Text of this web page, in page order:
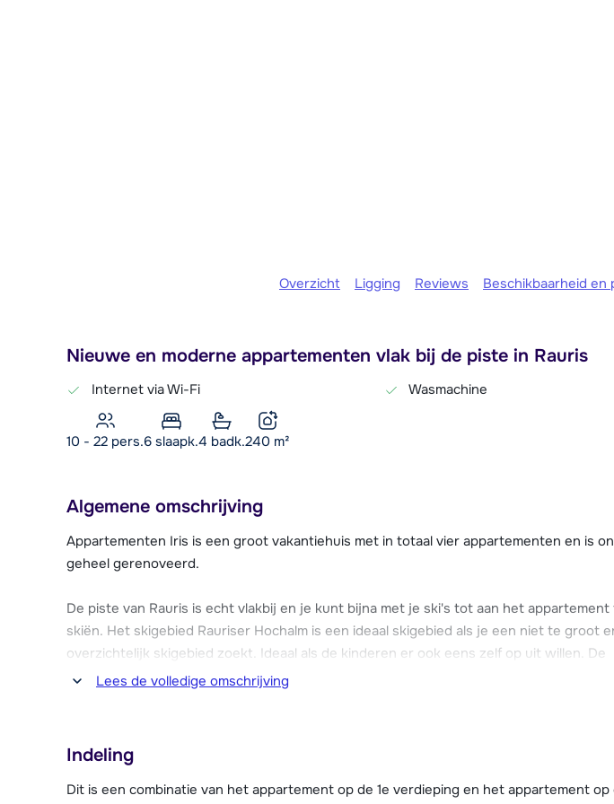
Overzicht Ligging Reviews Beschikbaarheid en
Nieuwe en moderne appartementen vlak bij de piste in Rauris
Internet via Wi-Fi Wasmachine
10 - 22 pers.6 slaapk.4 badk.240 m²
Algemene omschrijving
Appartementen Iris is een groot vakantiehuis met in totaal vier appartementen en is
geheel gerenoveerd.
De piste van Rauris is echt vlakbij en je kunt bijna met je ski's tot aan het
skiën. Het skigebied Rauriser Hochalm is een ideaal skigebied als je een niet te groot
overzichtelijk skigebied zoekt. Ideaal als de kinderen er ook eens zelf op uit willen. De
dichtstbijzijnde skilift vind je op ca. 700 meter afstand.
wilt hebben maar je niet van extreme drukte houdt.
Lees de volledige omschrijving
Indeling
Dit is een combinatie van het appartement op de 1e verdieping en het appartement op